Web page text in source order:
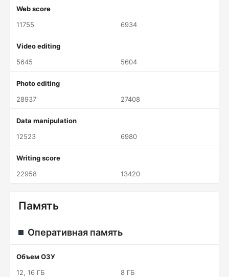
Web score
11755
6934
Video editing
5645
5604
Photo editing
28937
27408
Data manipulation
12523
6980
Writing score
22958
13420
Память
Оперативная память
Объем ОЗУ
12, 16 ГБ
8 ГБ